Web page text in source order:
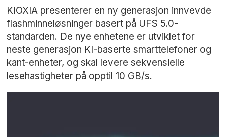
KIOXIA presenterer en ny generasjon innvevde
flashminneløsninger basert på UFS 5.0-
standarden. De nye enhetene er utviklet for
neste generasjon KI-baserte smarttelefoner og
kant-enheter, og skal levere sekvensielle
lesehastigheter på opptil 10 GB/s.